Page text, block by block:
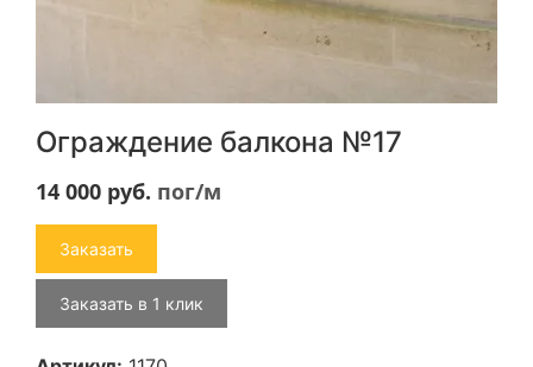
Ограждение балкона №17
14 000 руб. пог/м
Заказать
Заказать в 1 клик